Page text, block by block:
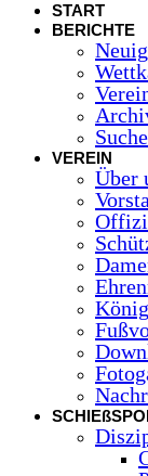
START
BERICHTE
VEREIN
Über